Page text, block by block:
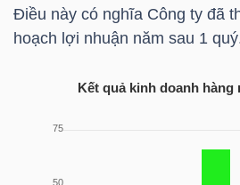
Điều này có nghĩa Công ty đã
hoạch lợi nhuận năm sau 1
Kết quả kinh doanh hàng